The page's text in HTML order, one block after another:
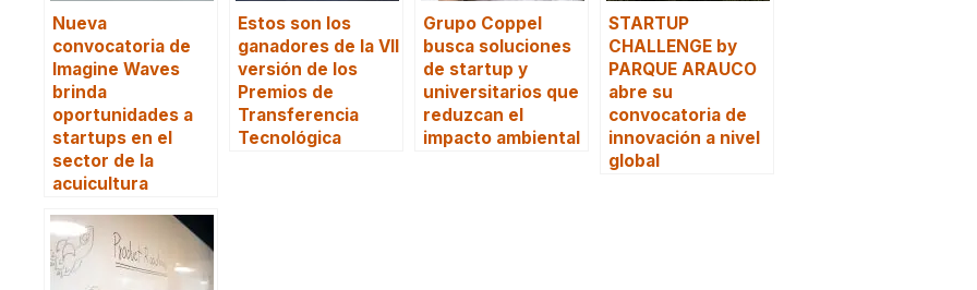
Nueva
convocatoria de
Imagine Waves
brinda
oportunidades a
startups en el
sector de la
acuicultura
Estos son los
ganadores de la VII
versión de los
Premios de
Transferencia
Tecnológica
Grupo Coppel
busca soluciones
de startup y
universitarios que
reduzcan el
impacto ambiental
STARTUP
CHALLENGE by
PARQUE ARAUCO
abre su
convocatoria de
innovación a nivel
global